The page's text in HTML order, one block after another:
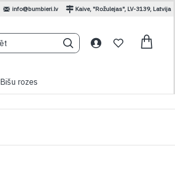
info@bumbieri.lv Kaive, "Rožulejas", LV-3139, Latvija
Bišu rozes